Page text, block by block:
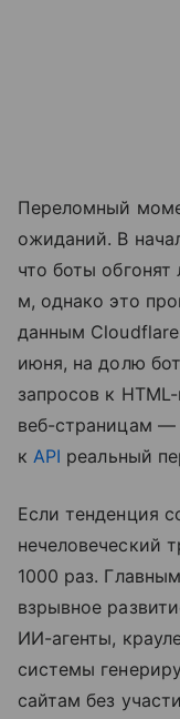
Переломный
ожиданий. В
что боты
м, однако это
данным
июня, на долю
запросов к
веб-страницам
кAPI реальный
Если тенденция
нечеловеческий
1000 раз.
взрывное
ИИ-агенты,
системы
сайтам без